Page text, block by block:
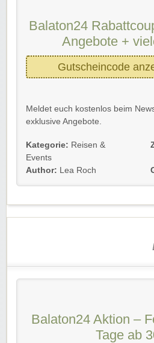
Balaton24
Angebote +
Gutscheincode
Meldet euch kostenlos beim
exklusive Angebote.
Ausserdem bekommt ihr immer
Balaton24 Gutscheincodes,
Kategorie: Reisen &
Events
Author: Lea Roch
Balaton24 Aktion –
Tage ab